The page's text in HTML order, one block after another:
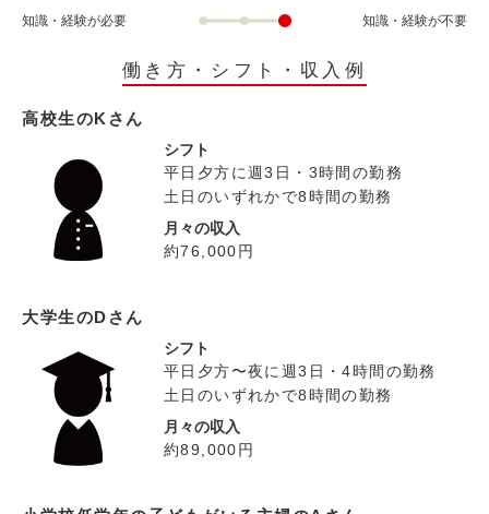
知識・経験が必要 知識・経験が不要
働き方・シフト・収入例
高校生のKさん
シフト
平日夕方に週3日・3時間の勤務
土日のいずれかで8時間の勤務
月々の収入
約76,000円
大学生のDさん
シフト
平日夕方〜夜に週3日・4時間の勤務
土日のいずれかで8時間の勤務
月々の収入
約89,000円